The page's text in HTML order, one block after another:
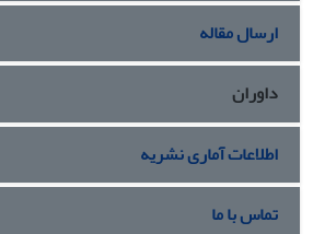
ارسال مقاله
داوران
اطلاعات آماری نشریه
تماس با ما